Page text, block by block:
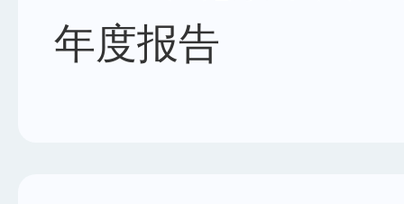
年度报告